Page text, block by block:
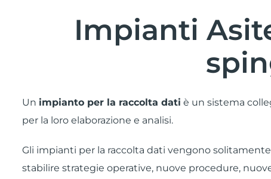
Impianti
Un impianto per la raccolta dati è un sistema
per la loro elaborazione e analisi.
Gli impianti per la raccolta dati vengono
stabilire strategie operative, nuove procedure,